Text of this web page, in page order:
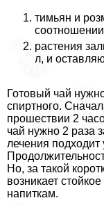
тимьян и
соотношении
растения
л, и
Готовый чай
спиртного.
прошествии 2
чай нужно 2 раза
лечения
Но, за такой
возникает
напиткам.